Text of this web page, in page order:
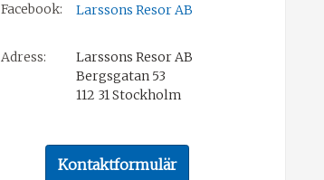
Facebook: Larssons Resor AB
Adress:
Larssons Resor AB
Bergsgatan 53
112 31Stockholm
Kontaktformulär